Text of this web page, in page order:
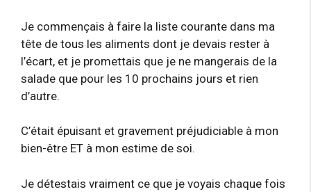
Je commençais à faire la liste courante dans ma
tête de tous les aliments dont je devais rester à
l’écart, et je promettais que je ne mangerais de la
salade que pour les 10 prochains jours et rien
d’autre.
C’était épuisant et gravement préjudiciable à mon
bien-être ET à mon estime de soi.
Je détestais vraiment ce que je voyais chaque fois